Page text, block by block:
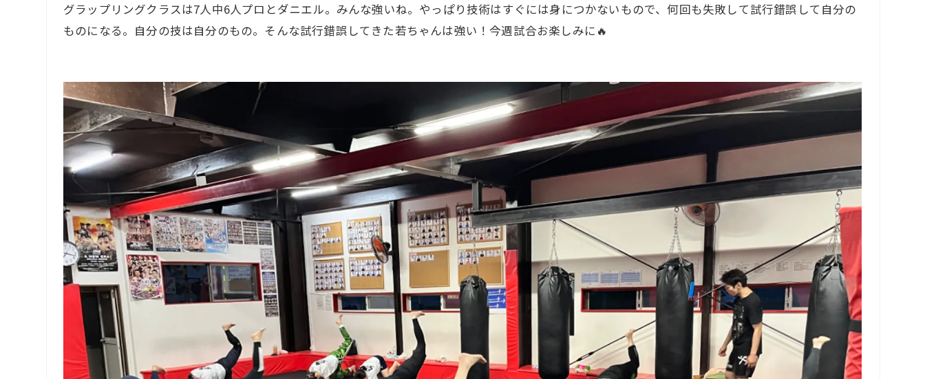
グラップリングクラスは7人中6人プロとダニエル。みんな強いね。やっぱり技術はすぐには身につかないもので、何回も失敗して試行錯誤して自分の
ものになる。自分の技は自分のもの。そんな試行錯誤してきた若ちゃんは強い！今週試合お楽しみに🔥